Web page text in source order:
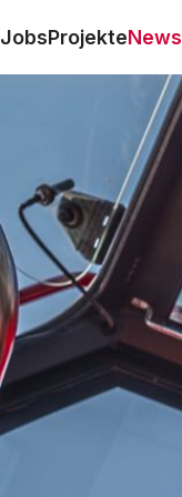
JobsProjekteNews